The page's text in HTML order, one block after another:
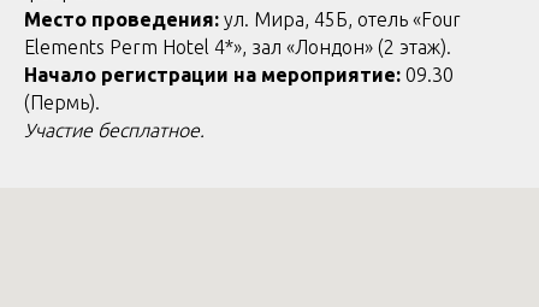
Место проведения: ул. Мира, 45Б, отель «Four
Elements Perm Hotel 4*», зал «Лондон» (2 этаж).
Начало регистрации на мероприятие: 09.30
(Пермь).
Участие бесплатное.